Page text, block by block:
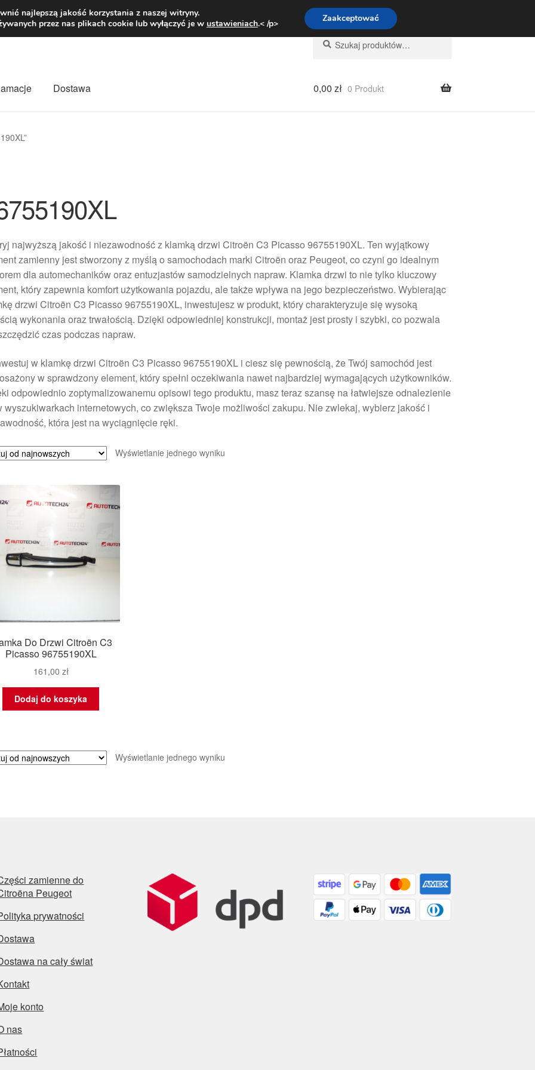
zł Pn.-pt. 9:00-16:00800 003 167
Szukaj:
Szukaj
Dostawa 0,00 zł 0 Produkt
najwyższą jakość i niezawodność z klamką drzwi Citroën C3 Picasso 96755190XL. Ten wyjątkowy
zamienny jest stworzony z myślą o samochodach marki Citroën oraz Peugeot, co czyni go idealnym
dla automechaników oraz entuzjastów samodzielnych napraw. Klamka drzwi to nie tylko kluczowy
który zapewnia komfort użytkowania pojazdu, ale także wpływa na jego bezpieczeństwo. Wybierając
drzwi Citroën C3 Picasso 96755190XL, inwestujesz w produkt, który charakteryzuje się wysoką
wykonania oraz trwałością. Dzięki odpowiedniej konstrukcji, montaż jest prosty i szybki, co pozwala
czas podczas napraw.
w klamkę drzwi Citroën C3 Picasso 96755190XL i ciesz się pewnością, że Twój samochód jest
w sprawdzony element, który spełni oczekiwania nawet najbardziej wymagających użytkowników.
odpowiednio zoptymalizowanemu opisowi tego produktu, masz teraz szansę na łatwiejsze odnalezienie
wyszukiwarkach internetowych, co zwiększa Twoje możliwości zakupu. Nie zwlekaj, wybierz jakość i
która jest na wyciągnięcie ręki.
Wyświetlanie jednego wyniku
Do Drzwi Citroën C3
Picasso 96755190XL
161,00 zł
Dodaj do koszyka
Wyświetlanie jednego wyniku
zamienne do
Peugeot
prywatności
na cały świat
konto
nas
najlepszą jakość korzystania z naszej witryny.
przez nas plikach cookie lub wyłączyć je w ustawieniach.< /p> Zaakceptować